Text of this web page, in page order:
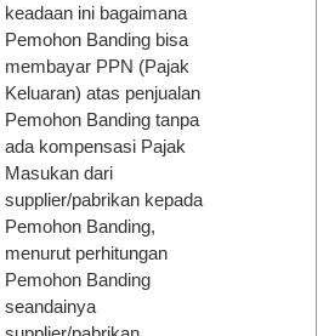
keadaan ini bagaimana
Pemohon Banding bisa
membayar PPN (Pajak
Keluaran) atas penjualan
Pemohon Banding tanpa
ada kompensasi Pajak
Masukan dari
supplier/pabrikan kepada
Pemohon Banding,
menurut perhitungan
Pemohon Banding
seandainya